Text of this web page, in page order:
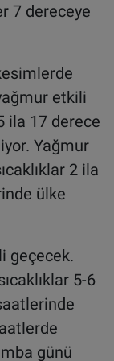
7 dereceye
etkili
ila 17 derece
Yağmur
2 ila
ülke
geçecek.
5-6
günü